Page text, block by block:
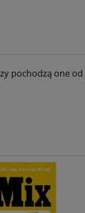
pochodzą one